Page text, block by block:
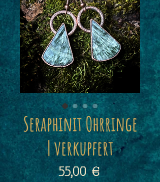
Seraphinit Ohrringe
| verkupfert
55,00 €Preis